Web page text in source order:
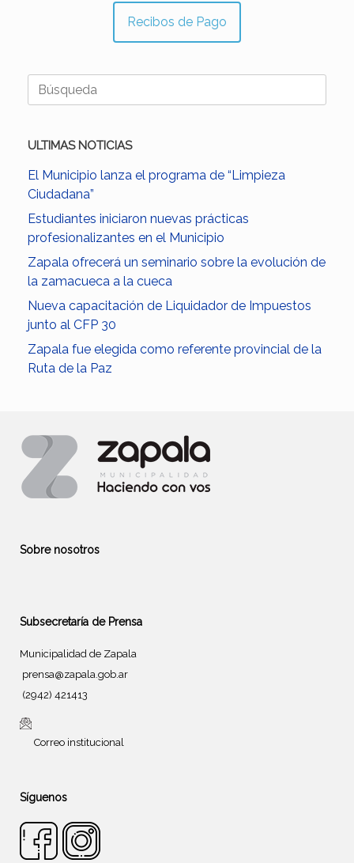
Recibos de Pago
Buscar:
ULTIMAS NOTICIAS
El Municipio lanza el programa de “Limpieza
Ciudadana”
Estudiantes iniciaron nuevas prácticas
profesionalizantes en el Municipio
Zapala ofrecerá un seminario sobre la evolución de
la zamacueca a la cueca
Nueva capacitación de Liquidador de Impuestos
junto al CFP 30
Zapala fue elegida como referente provincial de la
Ruta de la Paz
Sobre nosotros
Subsecretaría de Prensa
Municipalidad de Zapala
prensa@zapala.gob.ar
(2942) 421413
Correo institucional
Síguenos